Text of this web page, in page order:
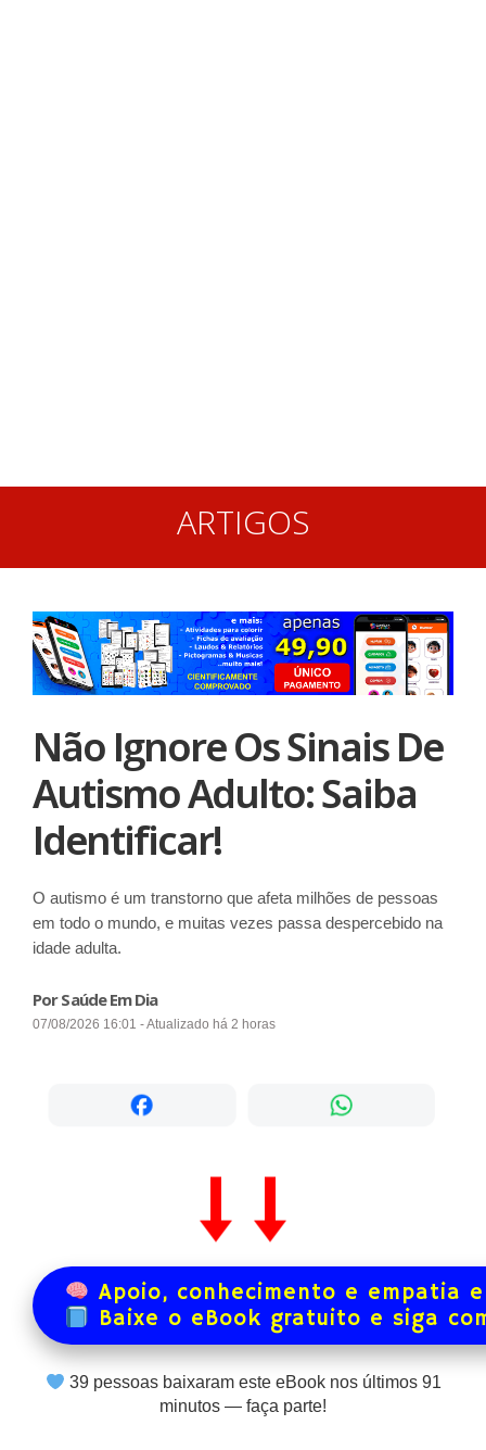
ARTIGOS
Não Ignore Os Sinais De
Autismo Adulto: Saiba
Identificar!
O autismo é um transtorno que afeta milhões de pessoas
em todo o mundo, e muitas vezes passa despercebido na
idade adulta.
Por Saúde Em Dia
07/08/2026 16:01 - Atualizado há 2 horas
Apoio, conhecimento e empatia
Baixe o eBook gratuito e siga
39pessoas baixaram este eBook nos últimos 91
minutos — faça parte!